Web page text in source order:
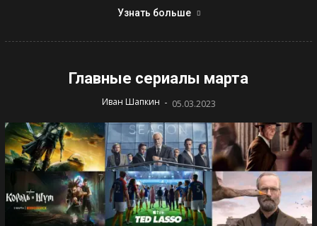
Узнать больше
Главные сериалы марта
Иван Шапкин - 05.03.2023